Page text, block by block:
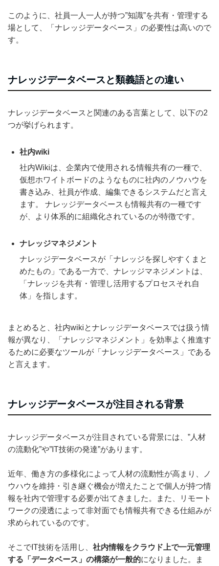
このように、社員一人一人が持つ”知識”を共有・管理する
場として、「ナレッジデータベース」の必要性は高いので
す。
ナレッジデータベースと類義語との違い
ナレッジデータベースと関連のある言葉として、以下の2
つが挙げられます。
社内wiki
社内Wikiは、企業内で使用される情報共有の一種で、
仮想ホワイトボードのようなものに社内のノウハウを
書き込み、社員が作成、編集できるシステムだと言え
ます。 ナレッジデータベースも情報共有の一種です
が、より体系的に組織化されているのが特徴です。
ナレッジマネジメント
ナレッジデータベースが「ナレッジを探しやすくまと
めたもの」である一方で、ナレッジマネジメントは、
「ナレッジを共有・管理し活用するプロセスそれ自
体」を指します。
まとめると、社内wikiとナレッジデータベースでは扱う情
報が異なり、「ナレッジマネジメント」を効率よく推進す
るために必要なツールが「ナレッジデータベース」である
と言えます。
ナレッジデータベースが注目される背景
ナレッジデータベースが注目されている背景には、”人材
の流動化”や”IT技術の発達”があります。
近年、働き方の多様化によって人材の流動性が高まり、ノ
ウハウを維持・引き継ぐ機会が増えたことで個人が持つ情
報を社内で管理する必要が出てきました。また、リモート
ワークの浸透によって非対面でも情報共有できる仕組みが
求められているのです。
そこでIT技術を活用し、 社内情報をクラウド上で一元管理
する「データベース」の構築が一般的になりました。ま